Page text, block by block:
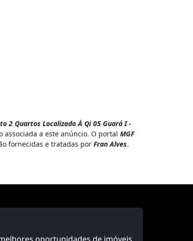
2 Quartos Localizado À Qi 05 Guará I -
a este anúncio. O portal MGF
fornecidas e tratadas por Fran Alves.